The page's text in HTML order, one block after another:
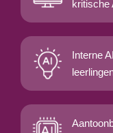
kritische
Interne